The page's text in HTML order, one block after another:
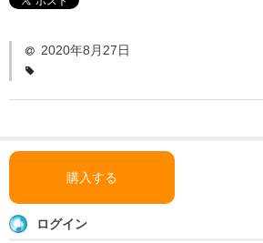
ダウンロード
2020年8月27日
購入する
ログイン